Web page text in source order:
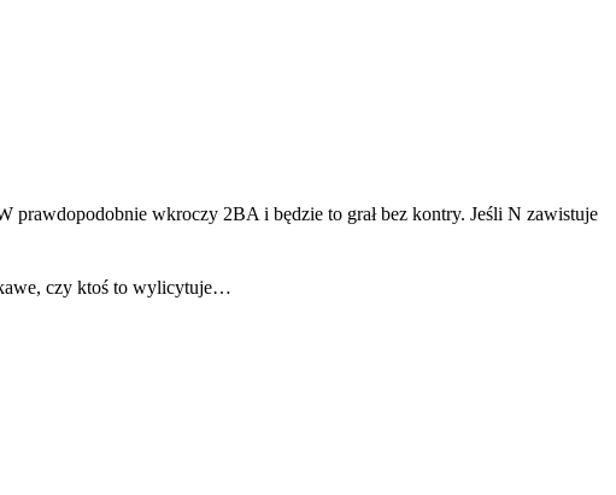
prawdopodobnie wkroczy 2BA i będzie to grał bez kontry. Jeśli N zawistuje
czy ktoś to wylicytuje…